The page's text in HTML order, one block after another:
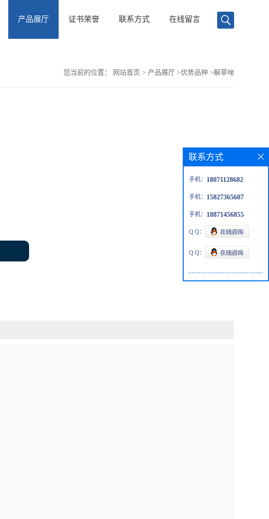
产品展厅 证书荣誉 联系方式 在线留言
您当前的位置： 网站首页 > 产品展厅 >优势品种 >解草唑
联系方式
手机： 18071128682
手机： 15827365607
手机： 18871456855
Q Q：
Q Q：